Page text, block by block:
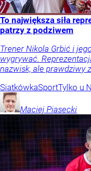
To największa siła
patrzy z podziwem
Trener Nikola Grbić i
wygrywać.
nazwisk, ale prawdziwy
SiatkówkaSportTylko u
Maciej Piasecki